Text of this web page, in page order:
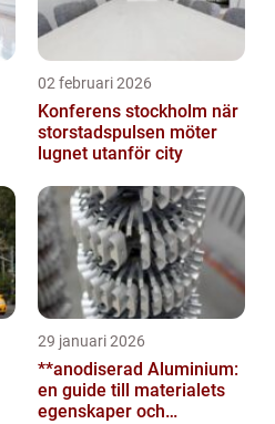
02 februari 2026
Konferens stockholm när
storstadspulsen möter
lugnet utanför city
29 januari 2026
**anodiserad Aluminium:
en guide till materialets
egenskaper och